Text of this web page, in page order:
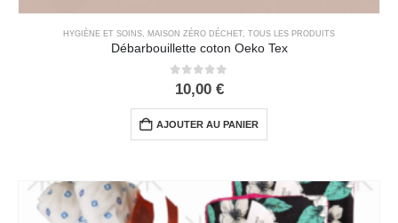
HYGIÈNE ET SOINS MAISON ZÉRO DÉCHET TOUS LES PRODUITS
Débarbouillette coton Oeko Tex
0out of 5
10,00 €
AJOUTER AU PANIER